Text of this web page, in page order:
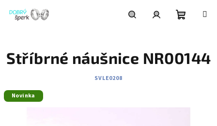
obsah
košík
Stříbrné náušnice NR00144
SVLE0208
Novinka